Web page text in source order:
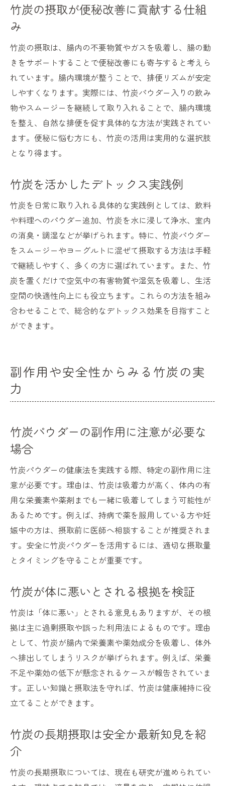
竹炭の摂取が便秘改善に貢献する仕組
み
竹炭の摂取は、腸内の不要物質やガスを吸着し、腸の動
きをサポートすることで便秘改善にも寄与すると考えら
れています。腸内環境が整うことで、排便リズムが安定
しやすくなります。実際には、竹炭パウダー入りの飲み
物やスムージーを継続して取り入れることで、腸内環境
を整え、自然な排便を促す具体的な方法が実践されてい
ます。便秘に悩む方にも、竹炭の活用は実用的な選択肢
となり得ます。
竹炭を活かしたデトックス実践例
竹炭を日常に取り入れる具体的な実践例としては、飲料
や料理へのパウダー追加、竹炭を水に浸して浄水、室内
の消臭・調湿などが挙げられます。特に、竹炭パウダー
をスムージーやヨーグルトに混ぜて摂取する方法は手軽
で継続しやすく、多くの方に選ばれています。また、竹
炭を置くだけで空気中の有害物質や湿気を吸着し、生活
空間の快適性向上にも役立ちます。これらの方法を組み
合わせることで、総合的なデトックス効果を目指すこと
ができます。
副作用や安全性からみる竹炭の実
力
竹炭パウダーの副作用に注意が必要な
場合
竹炭パウダーの健康法を実践する際、特定の副作用に注
意が必要です。理由は、竹炭は吸着力が高く、体内の有
用な栄養素や薬剤までも一緒に吸着してしまう可能性が
あるためです。例えば、持病で薬を服用している方や妊
娠中の方は、摂取前に医師へ相談することが推奨されま
す。安全に竹炭パウダーを活用するには、適切な摂取量
とタイミングを守ることが重要です。
竹炭が体に悪いとされる根拠を検証
竹炭は「体に悪い」とされる意見もありますが、その根
拠は主に過剰摂取や誤った利用法によるものです。理由
として、竹炭が腸内で栄養素や薬効成分を吸着し、体外
へ排出してしまうリスクが挙げられます。例えば、栄養
不足や薬効の低下が懸念されるケースが報告されていま
す。正しい知識と摂取法を守れば、竹炭は健康維持に役
立てることができます。
竹炭の長期摂取は安全か最新知見を紹
介
竹炭の長期摂取については、現在も研究が進められてい